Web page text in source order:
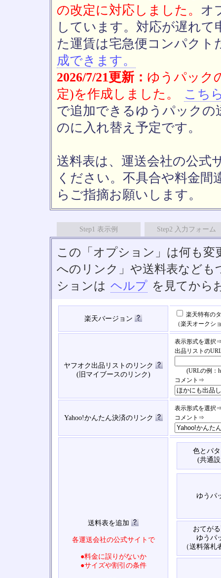
の改定に対応しました。 オ
しています。対応が遅れ
た運賃は宅急便コンパクト
成できます。
2026/7/21更新： ゆうパック
定)を作成しました。
こち
で追加できるゆうパックの
のに入れ替え予定です。
送料表は、運送会社の公式
ください。不具合や料金間
らご指摘お願いします。
Step1 表示例 Step2 入力フォーム
この「オプション」は何も
へのリンク」や送料表など
ションは ヘルプ を見てから
楽天バージョン
楽天特有の
（楽天オークシ
ヤフオク出品リストのリンク
(旧マイブースのリンク)
表示形式を選択
出品リストの
(URLの例：
コメント⇒
Yahoo!かんたん決済のリンク
表示形式を選択
コメント⇒
送料表を追加
各運送会社の公式サイトで
●料金に誤りがないか
●サイズや割引の条件
色とパ
(共通
ゆうパ
おてが
ゆうパ
（送料落札